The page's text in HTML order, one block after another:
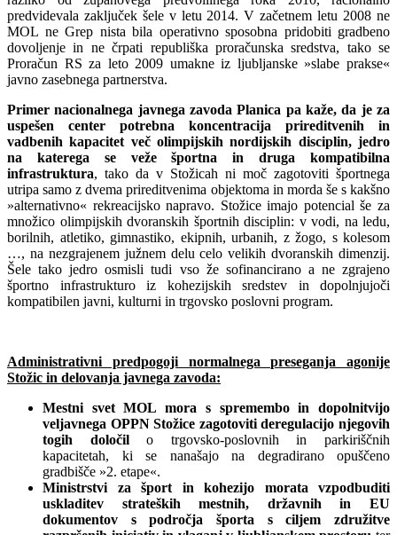
predvidevala zaključek šele v letu 2014. V začetnem letu 2008 ne
MOL ne Grep nista bila operativno sposobna pridobiti gradbeno
dovoljenje in ne črpati republiška proračunska sredstva, tako se
Proračun RS za leto 2009 umakne iz ljubljanske »slabe prakse«
javno zasebnega partnerstva.
Primer nacionalnega javnega zavoda Planica pa kaže, da je za
uspešen center potrebna koncentracija prireditvenih in
vadbenih kapacitet več olimpijskih nordijskih disciplin, jedro
na katerega se veže športna in druga kompatibilna
infrastruktura, tako da v Stožicah ni moč zagotoviti športnega
utripa samo z dvema prireditvenima objektoma in morda še s kakšno
»alternativno« rekreacijsko napravo. Stožice imajo potencial še za
množico olimpijskih dvoranskih športnih disciplin: v vodi, na ledu,
borilnih, atletiko, gimnastiko, ekipnih, urbanih, z žogo, s kolesom
…, na nezgrajenem južnem delu celo velikih dvoranskih dimenzij.
Šele tako jedro osmisli tudi vso že sofinancirano a ne zgrajeno
športno infrastrukturo iz kohezijskih sredstev in dopolnjujoči
kompatibilen javni, kulturni in trgovsko poslovni program.
Administrativni predpogoji normalnega preseganja agonije
Stožic in delovanja javnega zavoda:
Mestni svet MOL mora s spremembo in dopolnitvijo
veljavnega OPPN Stožice zagotoviti deregulacijo njegovih
togih določilo trgovsko-poslovnih in parkiriščnih
kapacitetah, ki se nanašajo na degradirano opuščeno
gradbišče »2. etape«.
Ministrstvi za šport in kohezijo morata vzpodbuditi
uskladitev strateških mestnih, državnih in EU
dokumentov s področja športa s ciljem združitve